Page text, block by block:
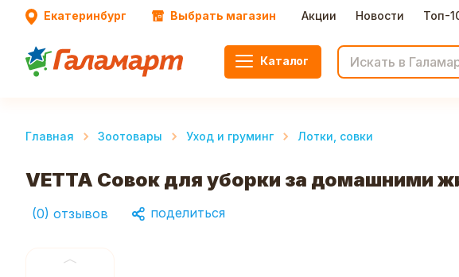
Екатеринбург Выбрать магазин Акции Новости Топ-
Каталог
Главная Зоотовары Уход и груминг Лотки, совки
VETTA Совок для уборки за домашними
(0) отзывов поделиться